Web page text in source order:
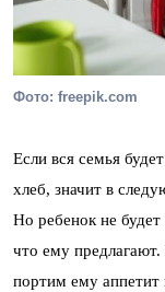
Фото: freepik.com
Если вся семья
хлеб, значит в
Но ребенок не
что ему
портим ему аппетит